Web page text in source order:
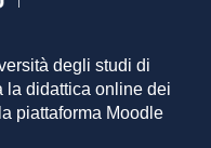
degli studi di
la didattica online dei
piattaforma Moodle